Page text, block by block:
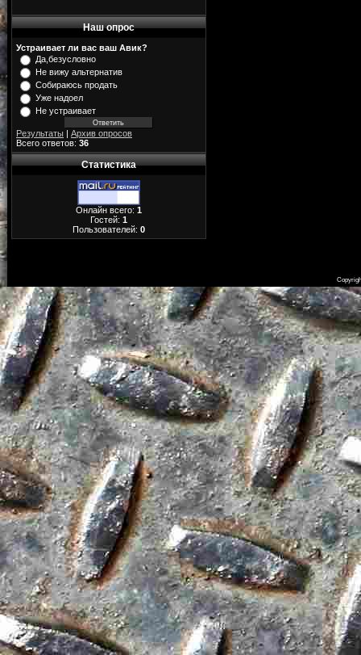
Наш опрос
Устраивает ли вас ваш Авик?
Да,безусловно
Не вижу альтернатив
Собираюсь продать
Уже надоел
Не устраивает
Результаты | Архив опросов
Всего ответов: 36
Статистика
Онлайн всего: 1
Гостей: 1
Пользователей: 0